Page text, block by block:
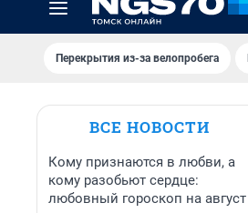
Перекрытия из-за велопробега
ВСЕ НОВОСТИ
Кому признаются в любви, а
кому разобьют сердце:
любовный гороскоп на август